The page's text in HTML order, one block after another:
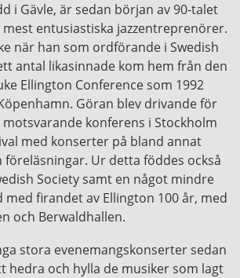
i Gävle, är sedan början av 90-talet
mest entusiastiska jazzentreprenörer.
när han som ordförande i Swedish
antal likasinnade kom hem från den
Ellington Conference som 1992
Göran blev drivande för
konferens i Stockholm
med konserter på bland annat
Ur detta föddes också
Society samt en något mindre
med firandet av Ellington 100 år, med
och Berwaldhallen.
stora evenemangskonserter sedan
hedra och hylla de musiker som lagt